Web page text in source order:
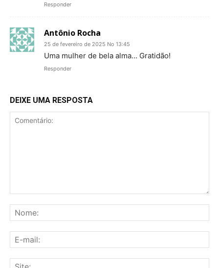
Responder
Antônio Rocha
25 de fevereiro de 2025 No 13:45
Uma mulher de bela alma… Gratidão!
Responder
DEIXE UMA RESPOSTA